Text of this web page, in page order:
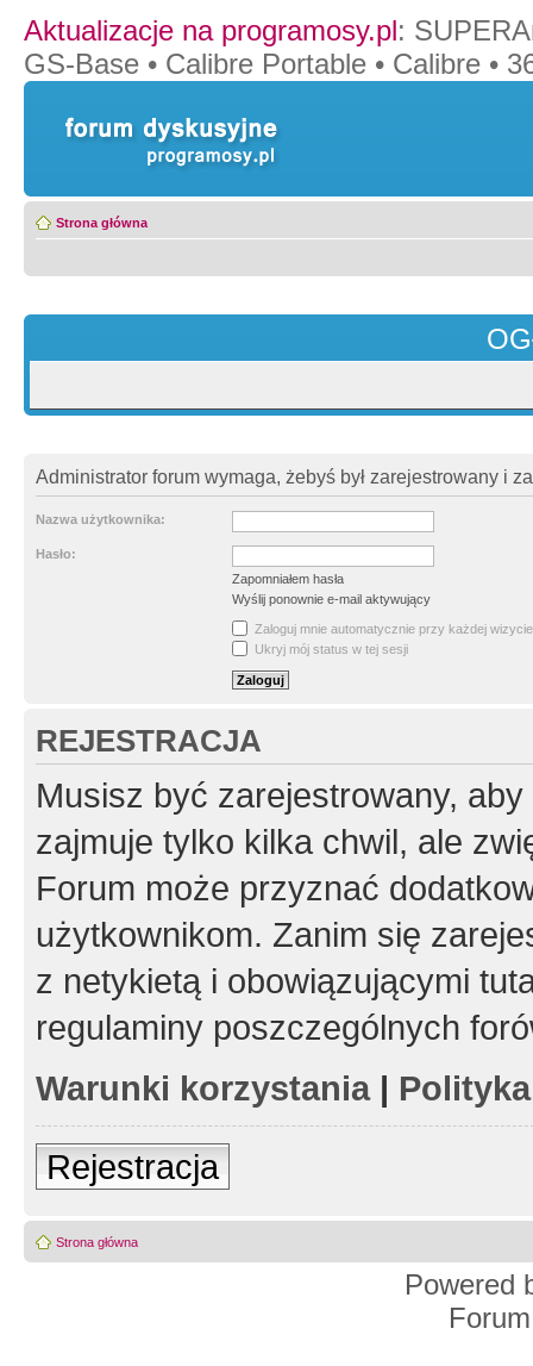
Aktualizacje na programosy.pl:
GS-Base • Calibre Portable • Calibre •
Strona główna
Administrator forum wymaga, żebyś był zarejestrowany i
Nazwa użytkownika:
Hasło:
Zapomniałem hasła
Wyślij ponownie e-mail aktywujący
Zaloguj mnie automatycznie przy każdej wizycie
Ukryj mój status w tej sesji
REJESTRACJA
Musisz być zarejestrowany,
zajmuje tylko kilka chwil, ale
Forum może przyznać
użytkownikom. Zanim się
z netykietą i obowiązującymi
regulaminy poszczególnych
Warunki korzystania|
Rejestracja
Strona główna
Powered